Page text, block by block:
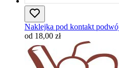
Naklejka pod kontakt
od 18,00 zł